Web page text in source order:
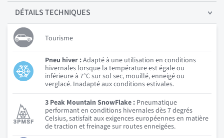
DÉTAILSTECHNIQUES
Tourisme
Pneu hiver :Adapté à une utilisation en conditions
hivernales lorsque la température est égale ou
inférieure à 7°C sur sol sec, mouillé, enneigé ou
verglacé. Inadapté aux conditions estivales.
3 Peak Mountain SnowFlake : Pneumatique
performant en conditions hivernales dès 7 degrés
Celsius, satisfait aux exigences européennes en matière
de traction et freinage sur routes enneigées.